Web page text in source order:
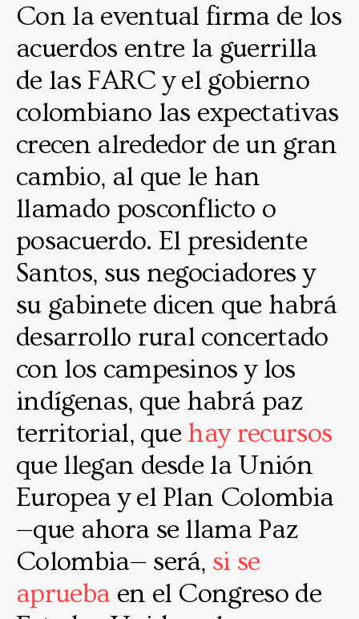
Con la eventual firma de los
acuerdos entre la guerrilla
de las FARC y el gobierno
colombiano las expectativas
crecen alrededor de un gran
cambio, al que le han
llamado posconflicto o
posacuerdo. El presidente
Santos, sus negociadores y
su gabinete dicen que habrá
desarrollo rural concertado
con los campesinos y los
indígenas, que habrá paz
territorial, que hay recursos
que llegan desde la Unión
Europea y el Plan Colombia
—que ahora se llama Paz
Colombia— será, si se
apruebaen el Congreso de